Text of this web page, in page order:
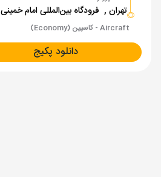
تهران , فرودگاه بین‌المللی امام خمینی IKA
Aircraft - کاسپین (Economy)
دانلود پکیج